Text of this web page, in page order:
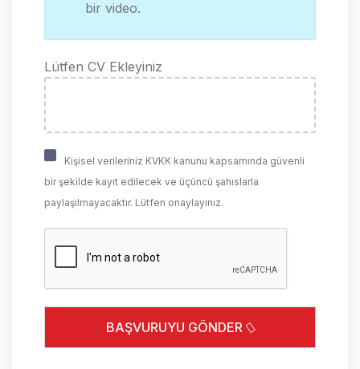
bir video.
Lütfen CV Ekleyiniz
Kişisel verileriniz KVKK kanunu kapsamında
Kişisel verileriniz KVKK kanunu kapsamında güvenli
bir şekilde kayıt edilecek ve üçüncü şahıslarla
paylaşılmayacaktır. Lütfen onaylayınız.
BAŞVURUYU GÖNDER